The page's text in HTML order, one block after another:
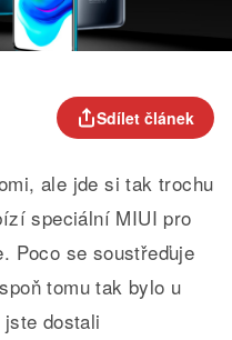
Sdílet článek
ale jde si tak trochu
speciální MIUI pro
Poco se soustřeďuje
tomu tak bylo u
dostali